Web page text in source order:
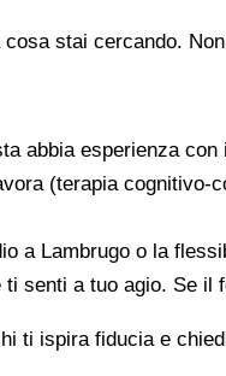
stai cercando.
abbia esperienza
(terapia cognitivo-
a Lambrugo o la
senti a tuo agio. Se
ti ispira fiducia e